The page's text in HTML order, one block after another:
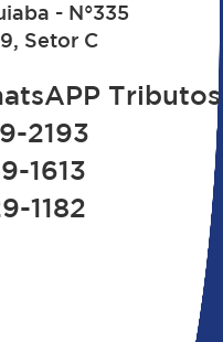
- N°335
Setor C
Tributos
2193
1613
1182